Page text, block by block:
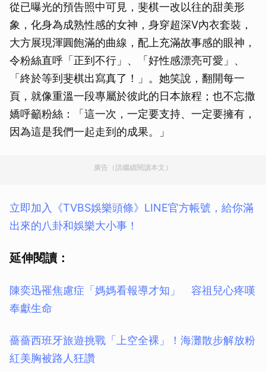
從已曝光的預告照中可見，斐棋一改以往的甜美形
象，化身為成熟性感的女神，身穿超深V內衣套裝，
大方展現渾圓飽滿的曲線，配上充滿故事感的眼神，
令粉絲直呼「正到不行」、「好性感漂亮可愛」、
「終於等到斐棋出寫真了！」。她笑說，翻開每一
頁，就像重溫一段專屬於彼此的日本旅程；也不忘撒
嬌呼籲粉絲：「這一次，一定要支持、一定要擁有，
因為這是我們一起走到的成果。」
廣告（請繼續閱讀本文）
立即加入《TVBS娛樂頭條》LINE官方帳號，給你滿
出來的八卦和娛樂大小事！
延伸閱讀：
陳奕迅罹焦慮症「媽媽看報導才知」 容祖兒心疼嘆
奉獻生命
薔薔西班牙旅遊挑戰「上空全裸」！海灘散步解放粉
紅美胸被路人狂讚